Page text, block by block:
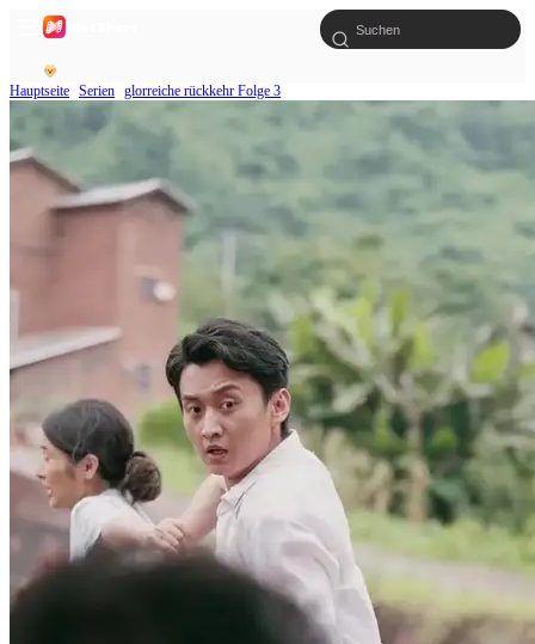
Hauptseite Serien glorreiche rückkehr Folge 3